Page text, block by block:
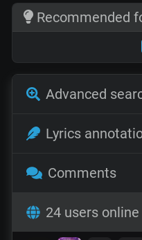
Recommended
Advanced
Lyrics
Comments
24 users online